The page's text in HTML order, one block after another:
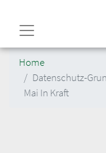
Home
Datenschutz-
Mai In Kraft